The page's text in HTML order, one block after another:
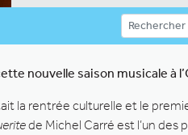
nouvelle saison musicale à
la rentrée culturelle et le
de Michel Carré est l’un des